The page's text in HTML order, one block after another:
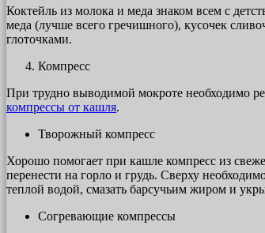
Коктейль из молока и меда знаком всем с
меда (лучше всего гречишного), кусочек
глоточками.
Компресс
При трудно выводимой мокроте необходимо
компрессы от кашля.
Творожный компресс
Хорошо помогает при кашле компресс из
перенести на горло и грудь. Сверху
теплой водой, смазать барсучьим жиром и
Согревающие компрессы